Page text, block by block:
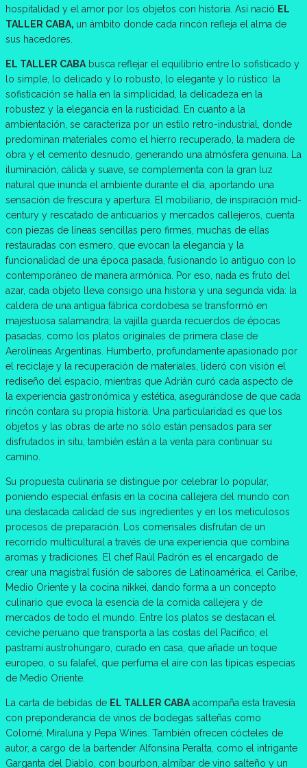
hospitalidad y el amor por los objetos con historia. Así nació EL
TALLER CABA, un ámbito donde cada rincón refleja el alma de
sus hacedores.
EL TALLER CABA busca reflejar el equilibrio entre lo sofisticado y
lo simple, lo delicado y lo robusto, lo elegante y lo rústico: la
sofisticación se halla en la simplicidad, la delicadeza en la
robustez y la elegancia en la rusticidad. En cuanto a la
ambientación, se caracteriza por un estilo retro-industrial, donde
predominan materiales como el hierro recuperado, la madera de
obra y el cemento desnudo, generando una atmósfera genuina. La
iluminación, cálida y suave, se complementa con la gran luz
natural que inunda el ambiente durante el día, aportando una
sensación de frescura y apertura. El mobiliario, de inspiración mid-
century y rescatado de anticuarios y mercados callejeros, cuenta
con piezas de líneas sencillas pero firmes, muchas de ellas
restauradas con esmero, que evocan la elegancia y la
funcionalidad de una época pasada, fusionando lo antiguo con lo
contemporáneo de manera armónica. Por eso, nada es fruto del
azar, cada objeto lleva consigo una historia y una segunda vida: la
caldera de una antigua fábrica cordobesa se transformó en
majestuosa salamandra; la vajilla guarda recuerdos de épocas
pasadas, como los platos originales de primera clase de
Aerolíneas Argentinas. Humberto, profundamente apasionado por
el reciclaje y la recuperación de materiales, lideró con visión el
rediseño del espacio, mientras que Adrián curó cada aspecto de
la experiencia gastronómica y estética, asegurándose de que cada
rincón contara su propia historia. Una particularidad es que los
objetos y las obras de arte no sólo están pensados para ser
disfrutados in situ, también están a la venta para continuar su
camino.
Su propuesta culinaria se distingue por celebrar lo popular,
poniendo especial énfasis en la cocina callejera del mundo con
una destacada calidad de sus ingredientes y en los meticulosos
procesos de preparación. Los comensales disfrutan de un
recorrido multicultural a través de una experiencia que combina
aromas y tradiciones. El chef Raúl Padrón es el encargado de
crear una magistral fusión de sabores de Latinoamérica, el Caribe,
Medio Oriente y la cocina nikkei, dando forma a un concepto
culinario que evoca la esencia de la comida callejera y de
mercados de todo el mundo. Entre los platos se destacan el
ceviche peruano que transporta a las costas del Pacífico; el
pastrami austrohúngaro, curado en casa, que añade un toque
europeo, o su falafel, que perfuma el aire con las típicas especias
de Medio Oriente.
La carta de bebidas de EL TALLER CABA acompaña esta travesía
con preponderancia de vinos de bodegas salteñas como
Colomé, Miraluna y Pepa Wines. También ofrecen cócteles de
autor, a cargo de la bartender Alfonsina Peralta, como el intrigante
Garganta del Diablo, con bourbon, almíbar de vino salteño y un